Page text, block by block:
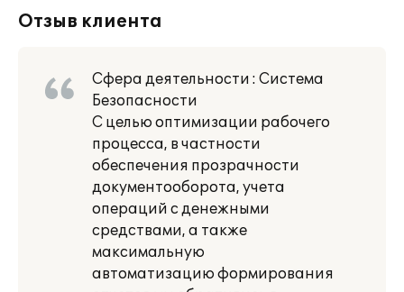
Отзыв клиента
Сфера деятельности : Система
Безопасности
С целью оптимизации рабочего
процесса, в частности
обеспечения прозрачности
документооборота, учета
операций с денежными
средствами, а также
максимальную
автоматизацию формирования